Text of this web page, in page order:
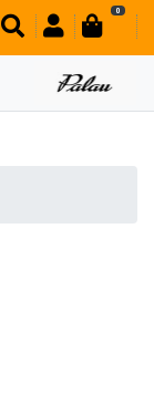
0